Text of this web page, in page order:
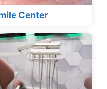
Center